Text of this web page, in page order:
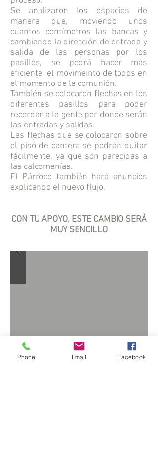
Se analizaron los espacios de
manera que, moviendo unos
cuantos centímetros las bancas y
cambiando la dirección de entrada y
salida de las personas por los
pasillos, se podrá hacer más
eficiente el movimeinto de todos en
el momento de la comunión.
También se colocaron flechas en los
diferentes pasillos para poder
recordar a la gente por donde serán
las entradas y salidas.
Las flechas que se colocaron sobre
el piso de cantera se podrán quitar
fácilmente, ya que son parecidas a
las calcomanías.
El Párroco también hará anuncios
explicando el nuevo flujo.
CON TU APOYO, ESTE CAMBIO SERÁ
MUY SENCILLO
Phone Email Facebook